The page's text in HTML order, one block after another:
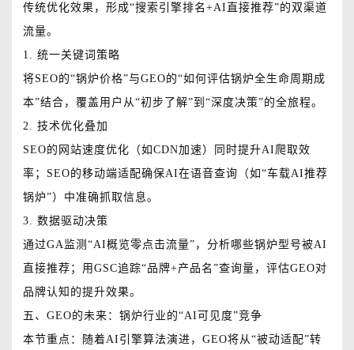
传统优化效果，形成“搜索引擎排名+AI直接推荐”的双渠道
流量。
1. 统一关键词策略
将SEO的“锅炉价格”与GEO的“如何评估锅炉全生命周期成
本”结合，覆盖用户从“初步了解”到“深度决策”的全旅程。
2. 技术优化叠加
SEO的网站速度优化（如CDN加速）同时提升AI爬取效
率；SEO的移动端适配确保AI在语音查询（如“车载AI推荐
锅炉”）中准确抓取信息。
3. 数据驱动决策
通过GA监测“AI概览零点击流量”，分析哪些锅炉型号被AI
直接推荐；用GSC追踪“品牌+产品名”查询量，评估GEO对
品牌认知的提升效果。
五、GEO的未来：锅炉行业的“AI可见度”竞争
本节重点：随着AI引擎算法演进，GEO将从“被动适配”转